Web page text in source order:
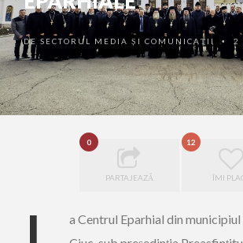
DE SECTORUL MEDIA ȘI COMUNICAȚII • 2
0
PARTAJEAZĂ
12
ÎMI
a Centrul Eparhial din